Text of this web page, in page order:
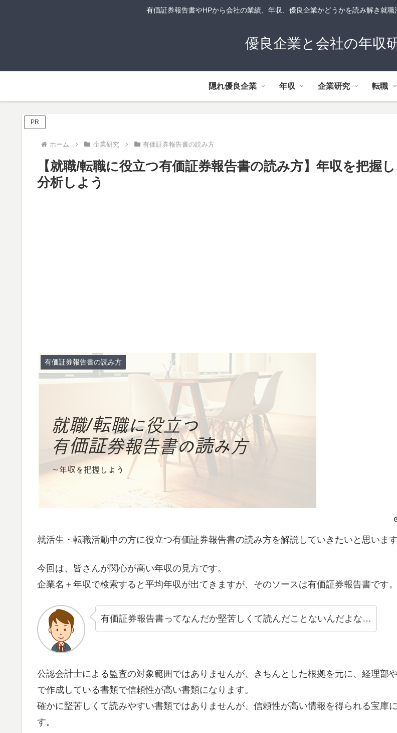
有価証券報告書やHPから会社の業績、年収、優良企業かどうかを読み解き就
優良企業と会社の年収
隠れ優良企業 年収 企業研究 転職
PR
ホーム 企業研究 有価証券報告書の読み方
【就職/転職に役立つ有価証券報告書の読み方】年収を把握
分析しよう
有価証券報告書の読み方
就活生・転職活動中の方に役立つ有価証券報告書の読み方を解説していきたいと思います
今回は、皆さんが関心が高い年収の見方です。
企業名＋年収で検索すると平均年収が出てきますが、そのソースは有価証券報告書です。
有価証券報告書ってなんだか堅苦しくて読んだことないんだよな…
公認会計士による監査の対象範囲ではありませんが、きちんとした根拠を元に、経理部
で作成している書類で信頼性が高い書類になります。
確かに堅苦しくて読みやすい書類ではありませんが、信頼性が高い情報を得られる宝庫
す。